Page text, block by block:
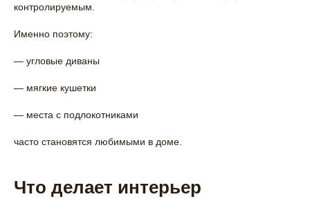
контролируемым.
Именно поэтому:
— угловые диваны
— мягкие кушетки
— места с подлокотниками
часто становятся любимыми в доме.
Что делает интерьер